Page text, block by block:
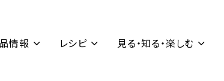
情報 レシピ 見る・知る・楽しむ